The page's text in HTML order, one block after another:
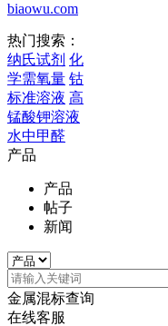
biaowu.com
热门搜索：
纳氏试剂 化
学需氧量 钴
标准溶液 高
锰酸钾溶液
水中甲醛
产品
产品
帖子
新闻
金属混标查询
在线客服